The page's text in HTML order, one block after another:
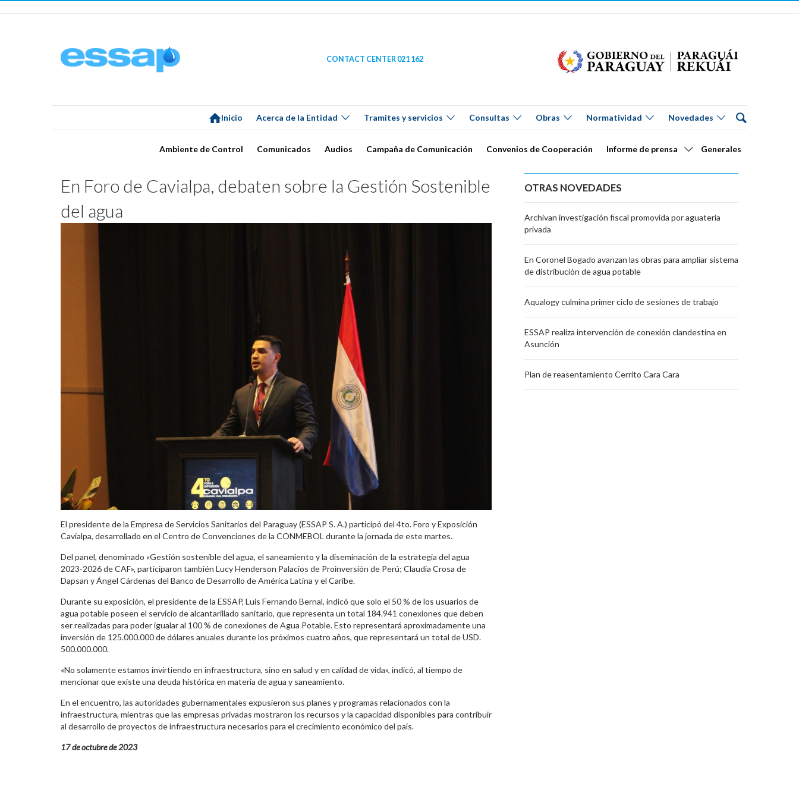
CONTACT CENTER 021 162
Inicio Acerca de la Entidad Tramites y servicios Consultas Obras Normatividad Novedades
Ambiente de Control Comunicados Audios Campaña de Comunicación Convenios de Cooperación Informe de prensa Generales
En Foro de Cavialpa, debaten sobre la Gestión Sostenible
del agua
El presidente de la Empresa de Servicios Sanitarios del Paraguay (ESSAP S. A.) participó del 4to. Foro y Exposición
Cavialpa, desarrollado en el Centro de Convenciones de la CONMEBOL durante la jornada de este martes.
Del panel, denominado «Gestión sostenible del agua, el saneamiento y la diseminación de la estrategia del agua
2023-2026 de CAF», participaron también Lucy Henderson Palacios de Proinversión de Perú; Claudia Crosa de
Dapsan y Ángel Cárdenas del Banco de Desarrollo de América Latina y el Caribe.
Durante su exposición, el presidente de la ESSAP, Luis Fernando Bernal, indicó que solo el 50 % de los usuarios de
agua potable poseen el servicio de alcantarillado sanitario, que representa un total 184.941 conexiones que deben
ser realizadas para poder igualar al 100 % de conexiones de Agua Potable. Esto representará aproximadamente una
inversión de 125.000.000 de dólares anuales durante los próximos cuatro años, que representará un total de USD.
500.000.000.
«No solamente estamos invirtiendo en infraestructura, sino en salud y en calidad de vida», indicó, al tiempo de
mencionar que existe una deuda histórica en materia de agua y saneamiento.
En el encuentro, las autoridades gubernamentales expusieron sus planes y programas relacionados con la
infraestructura, mientras que las empresas privadas mostraron los recursos y la capacidad disponibles para contribuir
al desarrollo de proyectos de infraestructura necesarios para el crecimiento económico del país.
17 de octubre de 2023
OTRAS NOVEDADES
Archivan investigación fiscal promovida por aguatería
privada
En Coronel Bogado avanzan las obras para ampliar sistema
de distribución de agua potable
Aqualogy culmina primer ciclo de sesiones de trabajo
ESSAP realiza intervención de conexión clandestina en
Asunción
Plan de reasentamiento Cerrito Cara Cara